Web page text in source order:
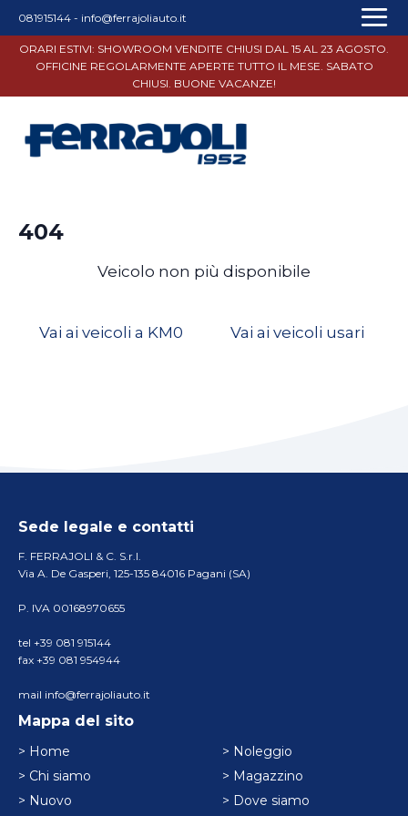
081915144 - info@ferrajoliauto.it
ORARI ESTIVI: SHOWROOM VENDITE CHIUSI DAL 15 AL 23 AGOSTO.
OFFICINE REGOLARMENTE APERTE TUTTO IL MESE. SABATO
CHIUSI. BUONE VACANZE!
404
Veicolo non più disponibile
Vai ai veicoli a KM0 Vai ai veicoli usari
Sede legale e contatti
F. FERRAJOLI & C. S.r.l.
Via A. De Gasperi, 125-135 84016 Pagani (SA)
P. IVA 00168970655
tel +39 081 915144
fax +39 081 954944
mail info@ferrajoliauto.it
Mappa del sito
> Home
> Chi siamo
> Nuovo
> Noleggio
> Magazzino
> Dove siamo